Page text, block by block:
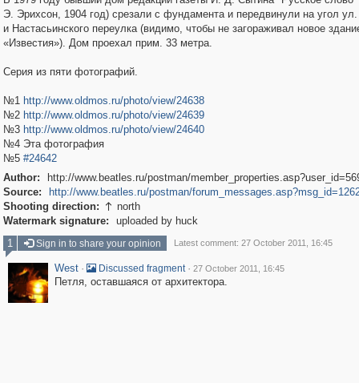
Э. Эрихсон, 1904 год) срезали с фундамента и передвинули на угол ул.
и Настасьинского переулка (видимо, чтобы не загораживал новое
«Известия»). Дом проехал прим. 33 метра.
Серия из пяти фотографий.
№1 http://www.oldmos.ru/photo/view/24638
№2 http://www.oldmos.ru/photo/view/24639
№3 http://www.oldmos.ru/photo/view/24640
№4 Эта фотография
№5 #24642
Author:
http://www.beatles.ru/postman/
Source:
http://www.beatles.ru/postman/
Shooting direction:  north
Watermark signature:
uploaded by huck
1
Sign in to share your opinion Latest comment: 27 October 2011, 16:45
West · Discussed fragment · 27 October 2011, 16:45
Петля, оставшаяся от архитектора.